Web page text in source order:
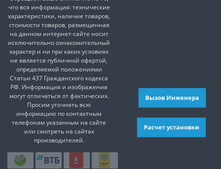
что вся информация: технические
характеристики, наличие товаров,
стоимости товаров, размещенная
на данном интернет-сайте носит
исключительно ознакомительный
характер и ни при каких условиях
не является публичной офертой,
определяемой положениями
Статьи 437 Гражданского кодекса
РФ. Информация и изображения
могут отличаться от фактических.
Просим уточнять всю
информацию по контактным
телефонам указанным на сайте
или смотреть на сайтах
производителей.
Расчет установки
Вызов Инженера